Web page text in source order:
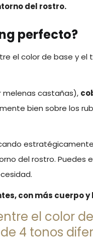
del rostro.
perfecto?
el color de base y el
melenas castañas),
bien sobre los
estratégicamente
del rostro. Puedes
con más cuerpo y
el color
4 tonos